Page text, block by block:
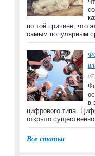
по той причине, что
самым популярным
в
цифрового типа.
открыто
Все статьи